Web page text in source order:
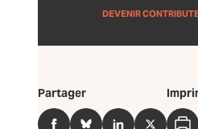
DEVENIR
Partager